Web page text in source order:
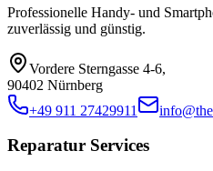
Professionelle Handy- und
zuverlässig und günstig.
Vordere Sterngasse 4-6,
90402 Nürnberg
+49 911 27429911
Reparatur Services